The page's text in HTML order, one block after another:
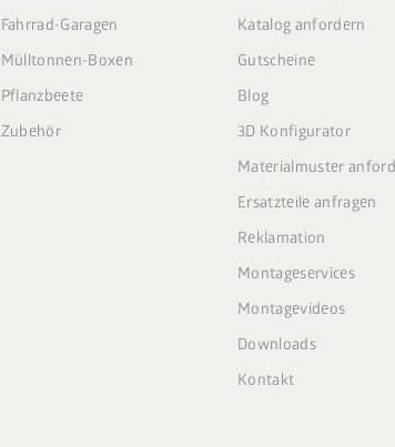
Fahrrad-Garagen
Mülltonnen-Boxen
Pflanzbeete
Zubehör
Katalog anfordern
Gutscheine
Blog
3D Konfigurator
Materialmuster
Ersatzteile anfragen
Reklamation
Montageservices
Montagevideos
Downloads
Kontakt